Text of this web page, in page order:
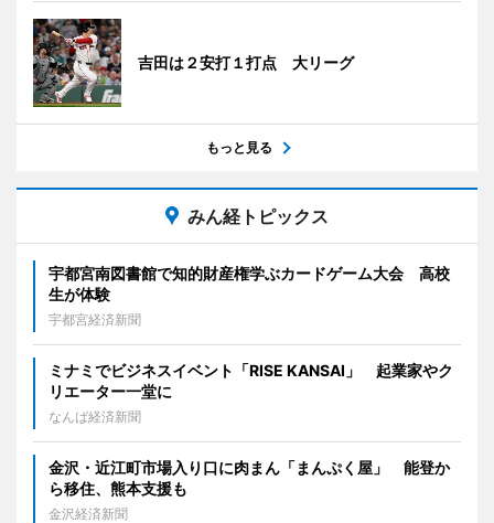
吉田は２安打１打点 大リーグ
もっと見る
みん経トピックス
宇都宮南図書館で知的財産権学ぶカードゲーム大会 高校
生が体験
宇都宮経済新聞
ミナミでビジネスイベント「RISE KANSAI」 起業家やク
リエーター一堂に
なんば経済新聞
金沢・近江町市場入り口に肉まん「まんぷく屋」 能登か
ら移住、熊本支援も
金沢経済新聞